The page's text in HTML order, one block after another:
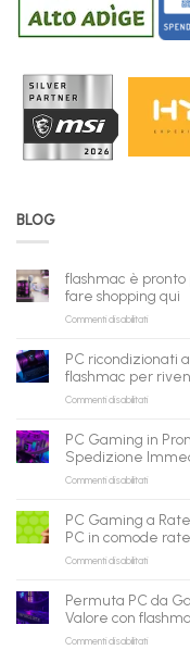
BLOG
flashmac è pronto
fare shopping qui
Commenti disabilitatisu
pronto
per
gli
il
tuo
assistente
può
fare
shopping
qui
PC ricondizionati
flashmac per
Commenti disabilitatisu
all’ingrosso:
la
nuova
B2B
flashmac
per
rivenditori
PC Gaming in
Spedizione
Commenti disabilitatisu
in
Pronta
Consegna
Nuovi
Spedizione
PC Gaming a
PC in comode
Commenti disabilitatisu
a
Rate
Online:
Permuta PC da
Valore con
Commenti disabilitatisu